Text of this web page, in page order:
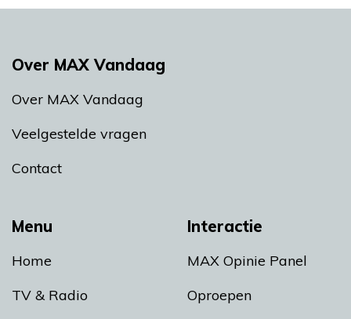
Menu
Home
TV & Radio
Interactie
MAX Opinie Panel
Oproepen
Over MAX Vandaag
Over MAX Vandaag
Veelgestelde vragen
Contact